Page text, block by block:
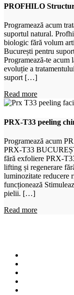
PROFHILO
Programează acum
suportul natural.
biologic fără volum
București pentru
Programează-te
evoluție a
suport […]
Read more
PRX-T33 peeling
Programează acum
PRX-T33
fără exfoliere PRX-
lifting și regenerare
luminozitate reducere
funcționează
pielii. […]
Read more